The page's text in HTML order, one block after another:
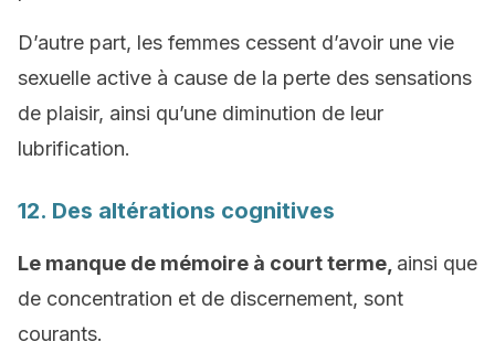
D’autre part, les femmes cessent d’avoir une vie
sexuelle active à cause de la perte des sensations
de plaisir, ainsi qu’une diminution de leur
lubrification.
12. Des altérations cognitives
Le manque de mémoire à court terme, ainsi que
de concentration et de discernement, sont
courants.